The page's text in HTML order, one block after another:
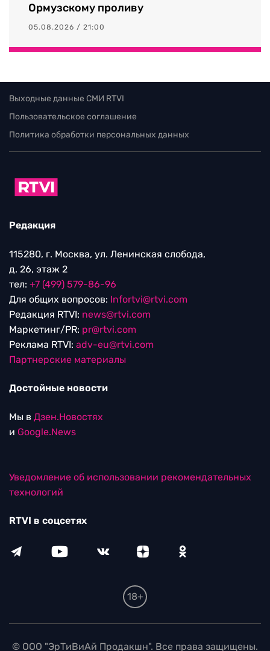
Ормузскому проливу
05.08.2026 / 21:00
Выходные данные СМИ RTVI
Пользовательское соглашение
Политика обработки персональных данных
Редакция
115280, г. Москва, ул. Ленинская слобода,
д. 26, этаж 2
тел: +7 (499) 579-86-96
Для общих вопросов: Infortvi@rtvi.com
Редакция RTVI: news@rtvi.com
Маркетинг/PR: pr@rtvi.com
Реклама RTVI: adv-eu@rtvi.com
Партнерские материалы
Достойные новости
Мы в Дзен.Новостях
и Google.News
Уведомление об использовании рекомендательных
технологий
RTVI в соцсетях
18+
© ООО "ЭрТиВиАй Продакшн". Все права защищены.